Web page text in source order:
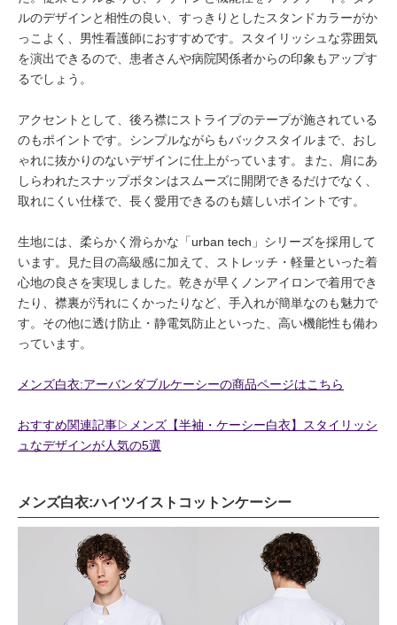
ルのデザインと相性の良い、すっきりとしたスタンドカラーがか
っこよく、男性看護師におすすめです。スタイリッシュな雰囲気
を演出できるので、患者さんや病院関係者からの印象もアップす
るでしょう。
アクセントとして、後ろ襟にストライプのテープが施されている
のもポイントです。シンプルながらもバックスタイルまで、おし
ゃれに抜かりのないデザインに仕上がっています。また、肩にあ
しらわれたスナップボタンはスムーズに開閉できるだけでなく、
取れにくい仕様で、長く愛用できるのも嬉しいポイントです。
生地には、柔らかく滑らかな「urban tech」シリーズを採用して
います。見た目の高級感に加えて、ストレッチ・軽量といった着
心地の良さを実現しました。乾きが早くノンアイロンで着用でき
たり、襟裏が汚れにくかったりなど、手入れが簡単なのも魅力で
す。その他に透け防止・静電気防止といった、高い機能性も備わ
っています。
メンズ白衣:アーバンダブルケーシーの商品ページはこちら
おすすめ関連記事▷メンズ【半袖・ケーシー白衣】スタイリッシ
ュなデザインが人気の5選
メンズ白衣:ハイツイストコットンケーシー